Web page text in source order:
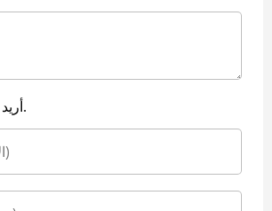
أريد ردًا على رأيي.